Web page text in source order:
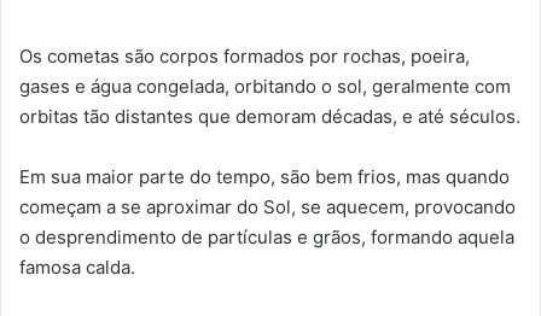
Os cometas são corpos formados por rochas, poeira,
gases e água congelada, orbitando o sol, geralmente com
orbitas tão distantes que demoram décadas, e até séculos.
Em sua maior parte do tempo, são bem frios, mas quando
começam a se aproximar do Sol, se aquecem, provocando
o desprendimento de partículas e grãos, formando aquela
famosa calda.